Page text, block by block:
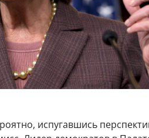
испугавшись